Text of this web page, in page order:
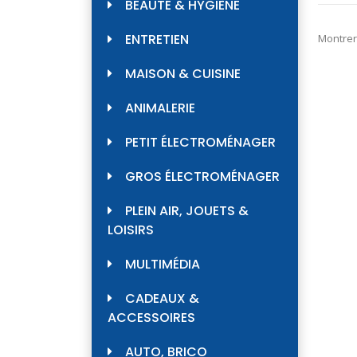
BEAUTÉ & HYGIÈNE
ENTRETIEN
MAISON & CUISINE
ANIMALERIE
PETIT ÉLECTROMÉNAGER
GROS ÉLECTROMÉNAGER
PLEIN AIR, JOUETS &
LOISIRS
MULTIMÉDIA
CADEAUX &
ACCESSOIRES
AUTO, BRICO